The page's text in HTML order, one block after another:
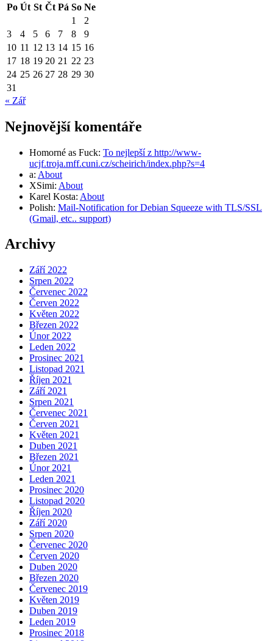
Po Út St Čt Pá So Ne
1
2
3
4 5 6 7 8
9
10 11 12 13 14 15 16
17 18 19 20 21 22 23
24 25 26 27 28 29 30
31
« Zář
Nejnovější komentáře
Homorné as Fuck: To nejlepší z http://www-
ucjf.troja.mff.cuni.cz/scheirich/index.php?s=4
a: About
XSimi: About
Karel Kosta: About
Polish: Mail-Notification for Debian Squeeze with TLS/SSL
(Gmail, etc.. support)
Archivy
Září 2022
Srpen 2022
Červenec 2022
Červen 2022
Květen 2022
Březen 2022
Únor 2022
Leden 2022
Prosinec 2021
Listopad 2021
Říjen 2021
Září 2021
Srpen 2021
Červenec 2021
Červen 2021
Květen 2021
Duben 2021
Březen 2021
Únor 2021
Leden 2021
Prosinec 2020
Listopad 2020
Říjen 2020
Září 2020
Srpen 2020
Červenec 2020
Červen 2020
Duben 2020
Březen 2020
Červenec 2019
Květen 2019
Duben 2019
Leden 2019
Prosinec 2018